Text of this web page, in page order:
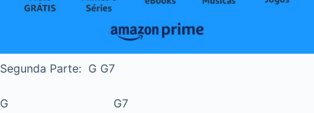
Segunda Parte: G G7
G G7